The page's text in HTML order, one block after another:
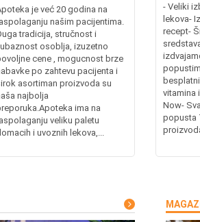
je već 20 godina na
našim pacijentima.
tradicija, stručnost i
osoblja, izuzetno
cene , mogucnost brze
po zahtevu pacijenta i
asortiman proizvoda su
najbolja
ima na
veliku paletu
i uvoznih lekova,...
- Veliki
lekova-
recept-
vitamina
Now-
popusta